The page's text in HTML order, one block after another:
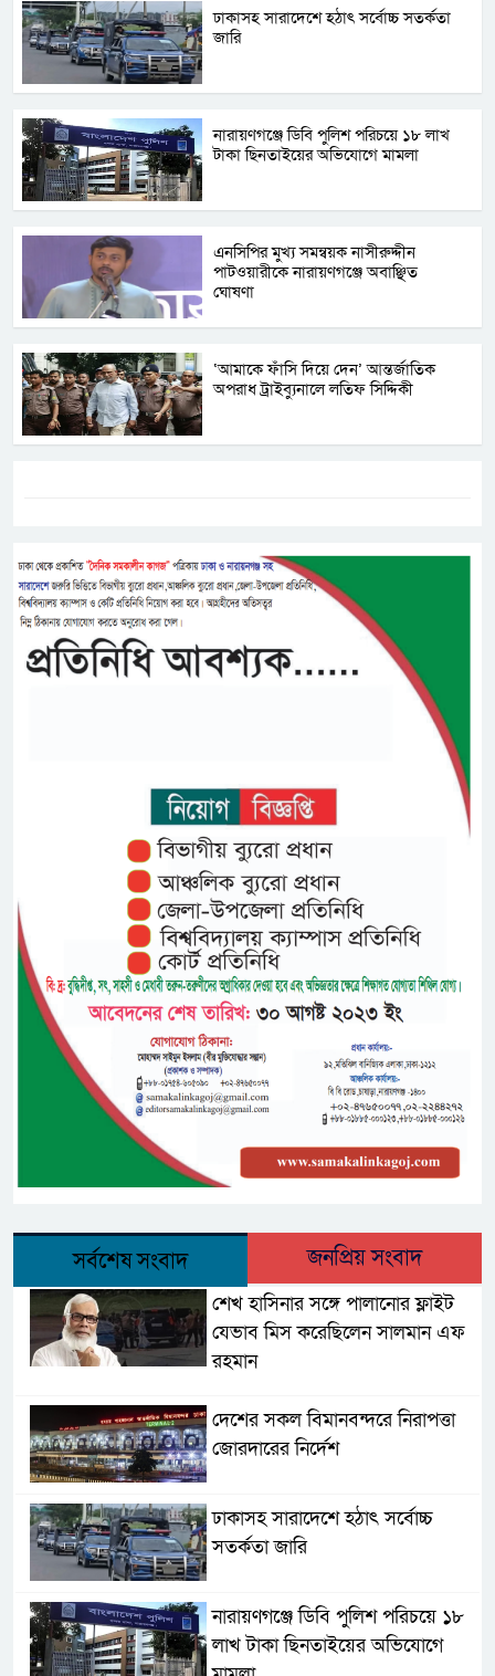
ঢাকাসহ সারাদেশে হঠাৎ সর্বোচ্চ সতর্কতা
জা‌রি
নারায়ণগঞ্জে ডিবি পুলিশ পরিচয়ে ১৮ লাখ
টাকা ছিনতাইয়ের অভিযোগে মামলা
এনসিপির মুখ্য সমন্বয়ক নাসীরুদ্দীন
পাটওয়ারীকে নারায়ণগঞ্জে অবাঞ্ছিত
ঘোষণা
‘আমাকে ফাঁসি দিয়ে দেন’ আন্তর্জাতিক
অপরাধ ট্রাইব্যুনালে লতিফ সিদ্দিকী
সর্বশেষ সংবাদ জনপ্রিয় সংবাদ
শেখ হাসিনার সঙ্গে পালানোর ফ্লাইট
যেভাব মিস করেছিলেন সালমান এফ
রহমান
দেশের সকল বিমানবন্দরে নিরাপত্তা
জোরদারের নির্দেশ
ঢাকাসহ সারাদেশে হঠাৎ সর্বোচ্চ
সতর্কতা জা‌রি
নারায়ণগঞ্জে ডিবি পুলিশ পরিচয়ে ১৮
লাখ টাকা ছিনতাইয়ের অভিযোগে